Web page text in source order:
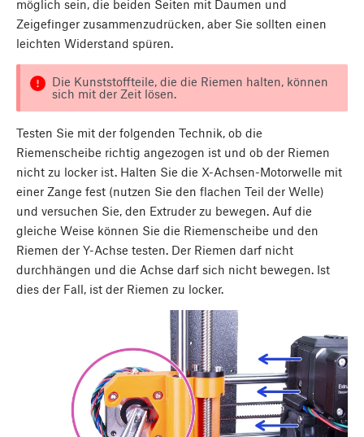
möglich sein, die beiden Seiten mit Daumen und
Zeigefinger zusammenzudrücken, aber Sie sollten einen
leichten Widerstand spüren.
Die Kunststoffteile, die die Riemen halten, können
sich mit der Zeit lösen.
Testen Sie mit der folgenden Technik, ob die
Riemenscheibe richtig angezogen ist und ob der Riemen
nicht zu locker ist. Halten Sie die X-Achsen-Motorwelle mit
einer Zange fest (nutzen Sie den flachen Teil der Welle)
und versuchen Sie, den Extruder zu bewegen. Auf die
gleiche Weise können Sie die Riemenscheibe und den
Riemen der Y-Achse testen. Der Riemen darf nicht
durchhängen und die Achse darf sich nicht bewegen. Ist
dies der Fall, ist der Riemen zu locker.